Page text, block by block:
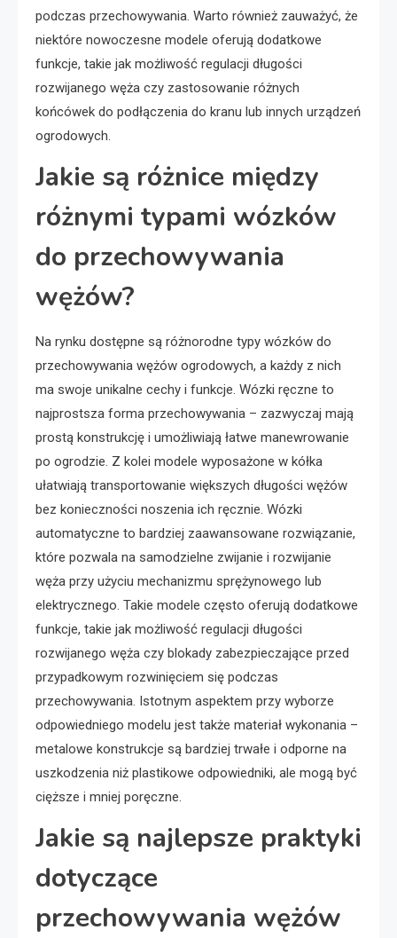
podczas przechowywania. Warto również zauważyć, że
niektóre nowoczesne modele oferują dodatkowe
funkcje, takie jak możliwość regulacji długości
rozwijanego węża czy zastosowanie różnych
końcówek do podłączenia do kranu lub innych urządzeń
ogrodowych.
Jakie są różnice między
różnymi typami wózków
do przechowywania
wężów?
Na rynku dostępne są różnorodne typy wózków do
przechowywania wężów ogrodowych, a każdy z nich
ma swoje unikalne cechy i funkcje. Wózki ręczne to
najprostsza forma przechowywania – zazwyczaj mają
prostą konstrukcję i umożliwiają łatwe manewrowanie
po ogrodzie. Z kolei modele wyposażone w kółka
ułatwiają transportowanie większych długości wężów
bez konieczności noszenia ich ręcznie. Wózki
automatyczne to bardziej zaawansowane rozwiązanie,
które pozwala na samodzielne zwijanie i rozwijanie
węża przy użyciu mechanizmu sprężynowego lub
elektrycznego. Takie modele często oferują dodatkowe
funkcje, takie jak możliwość regulacji długości
rozwijanego węża czy blokady zabezpieczające przed
przypadkowym rozwinięciem się podczas
przechowywania. Istotnym aspektem przy wyborze
odpowiedniego modelu jest także materiał wykonania –
metalowe konstrukcje są bardziej trwałe i odporne na
uszkodzenia niż plastikowe odpowiedniki, ale mogą być
cięższe i mniej poręczne.
Jakie są najlepsze praktyki
dotyczące
przechowywania wężów